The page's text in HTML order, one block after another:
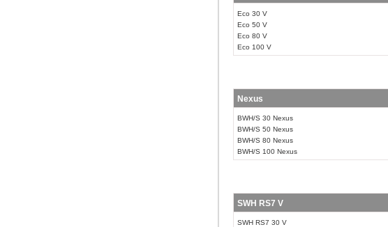
Eco 30 V
Eco 50 V
Eco 80 V
Eco 100 V
Nexus
BWH/S 30 Nexus
BWH/S 50 Nexus
BWH/S 80 Nexus
BWH/S 100 Nexus
SWH RS7 V
SWH RS7 30 V